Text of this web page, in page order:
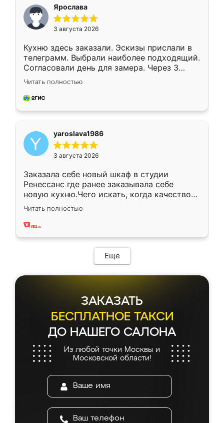
Ярослава
3 августа 2026
Кухню здесь заказали. Эскизы прислали в
телеграмм. Выбрали наиболее подходящий.
Согласовали день для замера. Через 3
недели кухня была уже готова. Остались
довольны работой. Спасибо Ренессанс
мебель за качественную работу!
Читать полностью
yaroslava1986
3 августа 2026
Заказала себе новый шкаф в студии
Ренессанс где ранее заказывала себе
новую кухню.Чего искать, когда качеством
вполне довольна. Служит кухня уже почти
два года, нареканий нет.
Читать полностью
Еще
ЗАКАЗАТЬ
БЕСПЛАТНОЕ ТАКСИ
ДО НАШЕГО САЛОНА
Из любой точки Москвы и
Московской области!